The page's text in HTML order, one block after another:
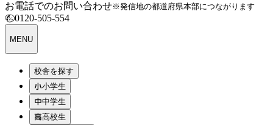
お電話でのお問い合わせ※発信地の都道府県本部につながります
0120-505-554
MENU
校舎を探す
小学生
中学生
高校生